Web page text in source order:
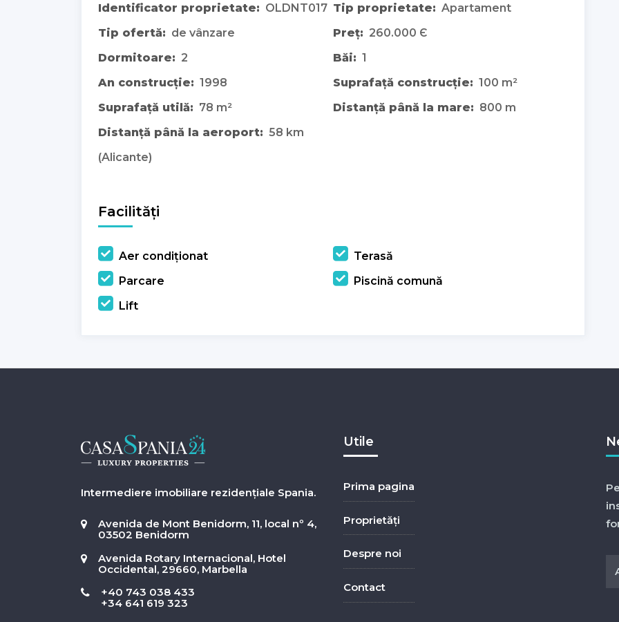
Identificator proprietate: OLDNT017 Tip proprietate: Apartament
Tip ofertă: de vânzare Preț: 260.000 Є
Dormitoare: 2 Băi: 1
An construcție: 1998 Suprafață construcție: 100 m²
Suprafață utilă: 78 m² Distanță până la mare: 800 m
Distanță până la aeroport: 58 km
(Alicante)
Facilități
Aer condiționat
Terasă
Parcare
Piscină comună
Lift
Intermediere imobiliare rezidențiale Spania.
Avenida de Mont Benidorm, 11, local nº 4,
03502 Benidorm
Avenida Rotary Internacional, Hotel
Occidental, 29660, Marbella
+40 743 038 433
+34 641 619 323
Utile
Prima pagina
Proprietăți
Despre noi
Contact